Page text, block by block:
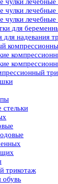
чулки лечебные
чулки лечебные
для
надевания
стельки
трикотаж
обувь